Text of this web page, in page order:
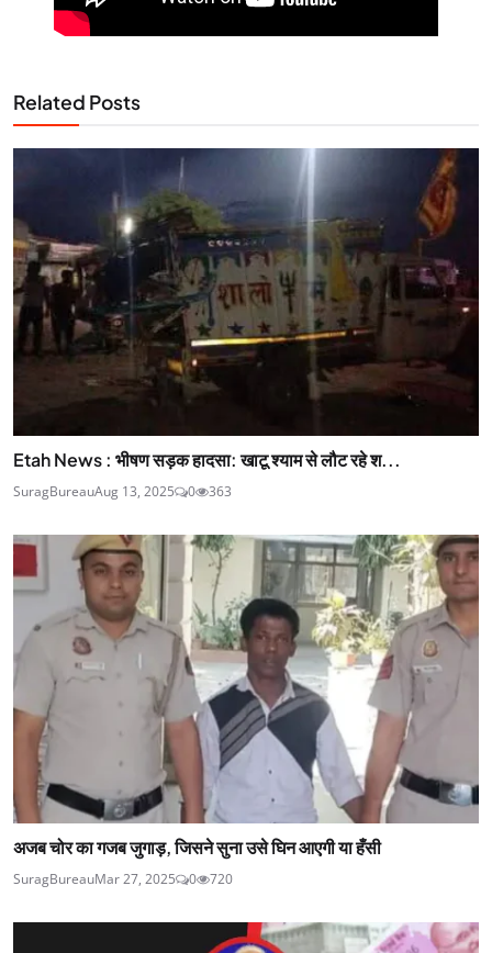
Related Posts
Etah News : भीषण सड़क हादसा: खाटू श्याम से लौट रहे श...
SuragBureauAug 13, 2025 0 363
अजब चोर का गजब जुगाड़, जिसने सुना उसे घिन आएगी या हँसी
SuragBureauMar 27, 2025 0 720